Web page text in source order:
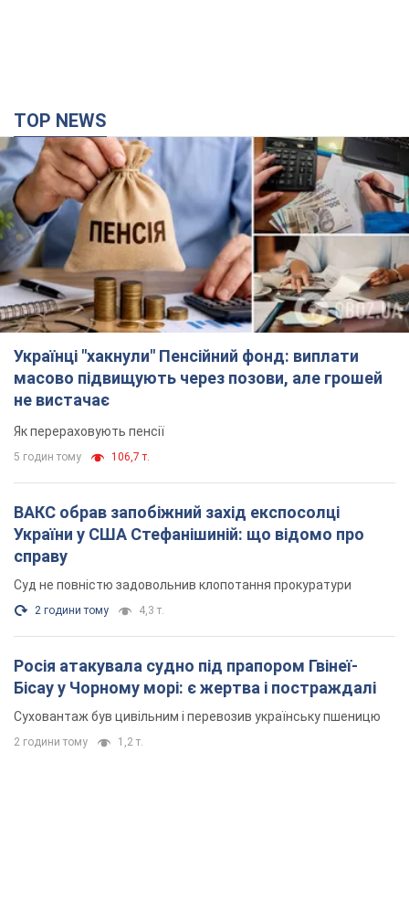
TOP NEWS
Українці "хакнули" Пенсійний фонд: виплати
масово підвищують через позови, але грошей
не вистачає
Як перераховують пенсії
5 годин тому 106,7 т.
ВАКС обрав запобіжний захід експосолці
України у США Стефанішиній: що відомо про
справу
Суд не повністю задовольнив клопотання прокуратури
2 години тому 4,3 т.
Росія атакувала судно під прапором Гвінеї-
Бісау у Чорному морі: є жертва і постраждалі
Суховантаж був цивільним і перевозив українську пшеницю
2 години тому 1,2 т.